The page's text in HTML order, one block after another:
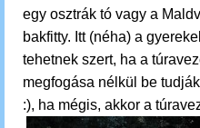
egy osztrák tó vagy a
bakfitty. Itt (néha) a
tehetnek szert, ha a
megfogása nélkül be
:), ha mégis, akkor a